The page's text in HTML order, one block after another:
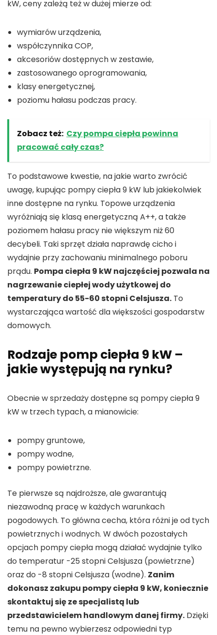
kW, ceny zależą też w dużej mierze od:
wymiarów urządzenia,
współczynnika COP,
akcesoriów dostępnych w zestawie,
zastosowanego oprogramowania,
klasy energetycznej,
poziomu hałasu podczas pracy.
Zobacz też: Czy pompa ciepła powinna
pracować cały czas?
To podstawowe kwestie, na jakie warto zwrócić
uwagę, kupując pompy ciepła 9 kW lub jakiekolwiek
inne dostępne na rynku. Topowe urządzenia
wyróżniają się klasą energetyczną A++, a także
poziomem hałasu pracy nie większym niż 60
decybeli. Taki sprzęt działa naprawdę cicho i
wydajnie przy zachowaniu minimalnego poboru
prądu. Pompa ciepła 9 kW najczęściej pozwala na
nagrzewanie ciepłej wody użytkowej do
temperatury do 55-60 stopni Celsjusza. To
wystarczająca wartość dla większości gospodarstw
domowych.
Rodzaje pomp ciepła 9 kW –
jakie występują na rynku?
Obecnie w sprzedaży dostępne są pompy ciepła 9
kW w trzech typach, a mianowicie:
pompy gruntowe,
pompy wodne,
pompy powietrzne.
Te pierwsze są najdroższe, ale gwarantują
niezawodną pracę w każdych warunkach
pogodowych. To główna cecha, która różni je od tych
powietrznych i wodnych. W dwóch pozostałych
opcjach pompy ciepła mogą działać wydajnie tylko
do temperatur -25 stopni Celsjusza (powietrzne)
oraz do -8 stopni Celsjusza (wodne). Zanim
dokonasz zakupu pompy ciepła 9 kW, koniecznie
skontaktuj się ze specjalistą lub
przedstawicielem handlowym danej firmy. Dzięki
temu na pewno wybierzesz odpowiedni typ